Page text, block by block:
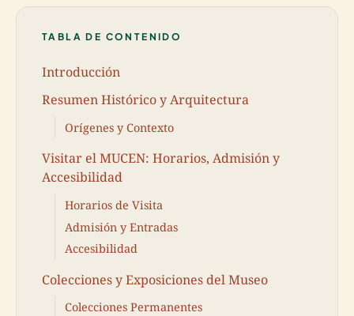
TABLA DE CONTENIDO
Introducción
Resumen Histórico y Arquitectura
Orígenes y Contexto
Visitar el MUCEN: Horarios, Admisión y
Accesibilidad
Horarios de Visita
Admisión y Entradas
Accesibilidad
Colecciones y Exposiciones del Museo
Colecciones Permanentes